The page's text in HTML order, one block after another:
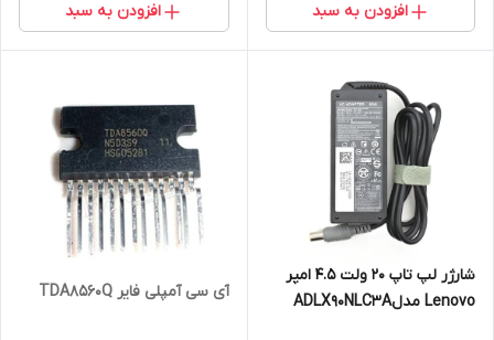
افزودن به سبد افزودن به سبد
شارژر لپ تاپ ۲۰ ولت ۴.۵ امپر
Lenovo مدلADLX90NLC3A
آی سی آمپلی فایر TDA8560Q